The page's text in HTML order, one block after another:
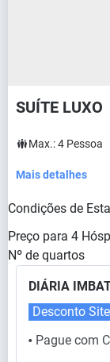
SUÍTE LUXO
Max.:4 Pessoa
Mais detalhes
Condições de
Preço para 4
Nº de quartos
DIÁRIA
⬤ Pague com
Desconto Site